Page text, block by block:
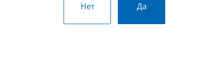
Нет Да